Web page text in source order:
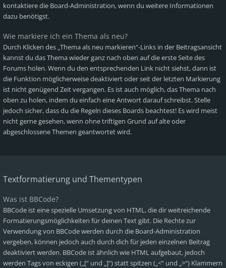
kontaktiere die Board-Administration, wenn du weitere Informationen
dazu benötigst.
Wie markiere ich ein Thema als neu?
Durch Klicken des „Thema als neu markieren“-Links in der Beitragsansicht
kannst du das Thema wieder ganz nach oben auf die erste Seite des
Forums holen. Wenn du den entsprechenden Link nicht siehst, dann ist
die Funktion möglicherweise deaktiviert oder seit der letzten Markierung
ist nicht genügend Zeit vergangen. Es ist auch möglich, das Thema nach
oben zu holen, indem du einfach eine Antwort darauf schreibst. Stelle
jedoch sicher, dass du die Regeln dieses Boards beachtest! Es wird meist
nicht gerne gesehen, wenn ohne triftigen Grund auf alte oder
abgeschlossene Themen geantwortet wird.
Textformatierung und Thementypen
Was ist BBCode?
BBCode ist eine spezielle Umsetzung von HTML, die dir weitreichende
Formatierungsmöglichkeiten für deinen Text gibt. Die Rechte zur
Verwendung von BBCode werden durch die Board-Administration
vergeben, können jedoch auch durch dich für jeden einzelnen Beitrag
deaktiviert werden. BBCode ist ähnlich wie HTML aufgebaut, jedoch
werden Tags von eckigen („[“ und „]“) statt spitzen („<“ und „>“) Klammern